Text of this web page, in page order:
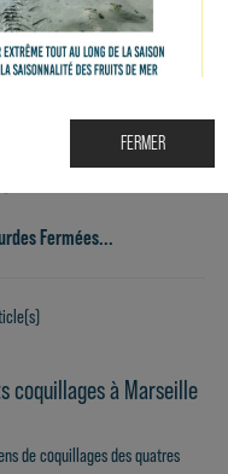
Fermées...
coquillages à Marseille
de coquillages des quatres
FERMER